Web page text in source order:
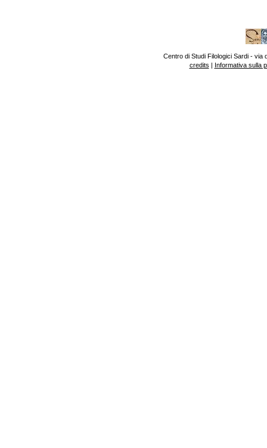
Centro di Studi Filologici Sardi - via
credits | Informativa sulla